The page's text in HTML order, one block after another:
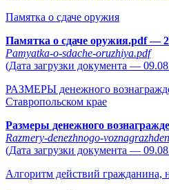
Памятка о сдаче оружия
Памятка о сдаче оружия.pdf—
Pamyatka-o-sdache-oruzhiya.pdf
(Дата загрузки документа —
РАЗМЕРЫ денежного
Ставропольском крае
Размеры денежного
Razmery-denezhnogo-
(Дата загрузки документа —
Алгоритм действий гражданина,